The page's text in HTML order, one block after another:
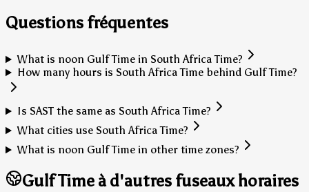
Questions fréquentes
What is noon Gulf Time in South Africa Time?
How many hours is South Africa Time behind Gulf Time?
Is SAST the same as South Africa Time?
What cities use South Africa Time?
What is noon Gulf Time in other time zones?
Gulf Time à d'autres fuseaux horaires